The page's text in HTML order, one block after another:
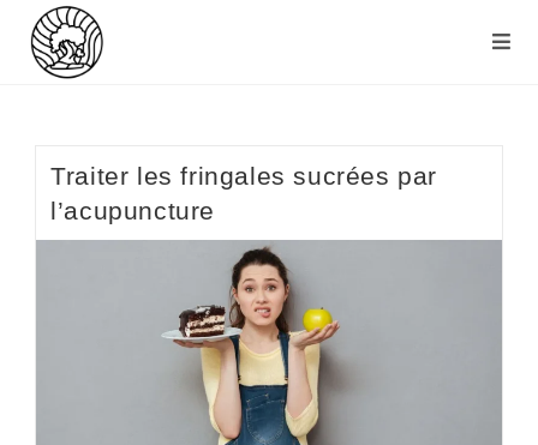
Traiter les fringales sucrées par
l’acupuncture